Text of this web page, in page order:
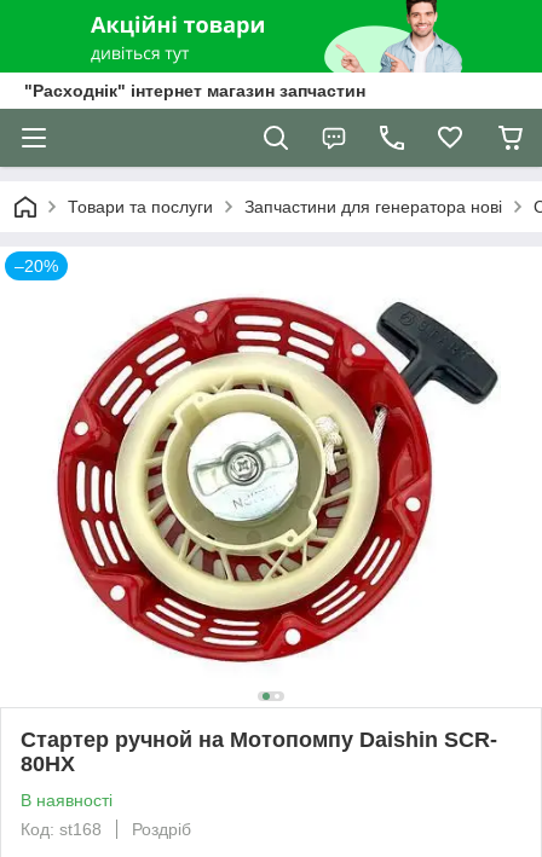
"Расходнік" інтернет магазин запчастин
Товари та послуги Запчастини для генератора нові
–20%
Стартер ручной на Мотопомпу Daishin SCR-
80HX
В наявності
Код: st168
Роздріб